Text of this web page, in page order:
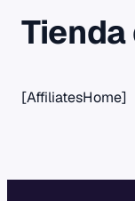
[AffiliatesHome]